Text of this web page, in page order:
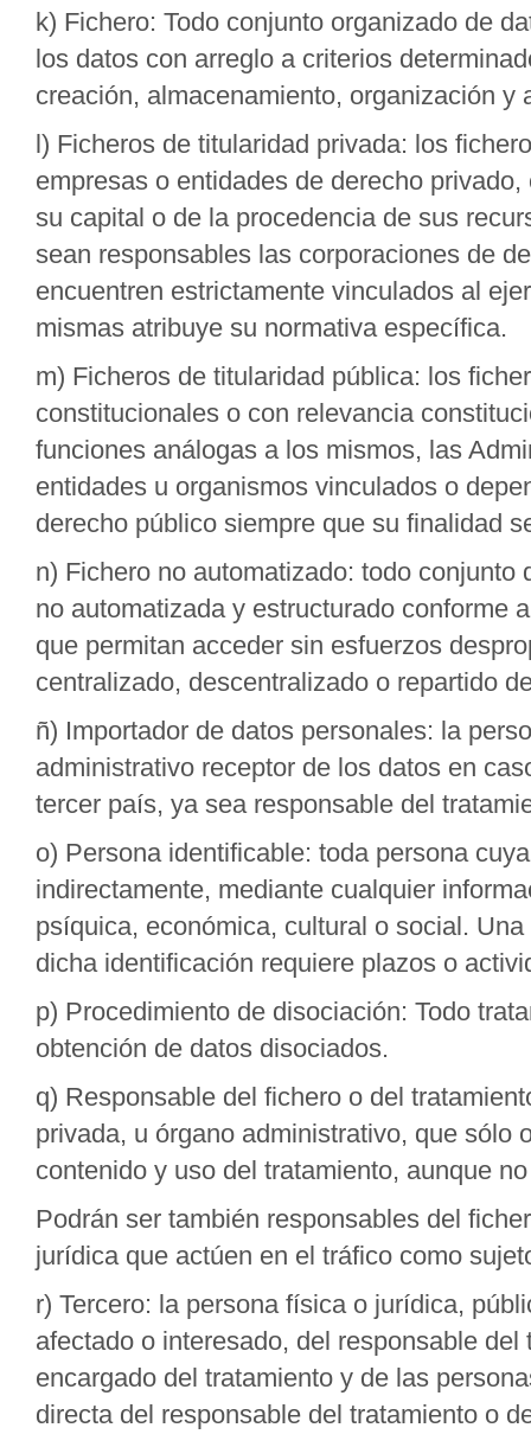
k) Fichero: Todo conjunto organizado de
los datos con arreglo a criterios
creación, almacenamiento, organización y
l) Ficheros de titularidad privada: los
empresas o entidades de derecho
su capital o de la procedencia de sus
sean responsables las corporaciones de
encuentren estrictamente vinculados al
mismas atribuye su normativa específica.
m) Ficheros de titularidad pública: los
constitucionales o con relevancia
funciones análogas a los mismos, las
entidades u organismos vinculados o
derecho público siempre que su finalidad
n) Fichero no automatizado: todo
no automatizada y estructurado conforme
que permitan acceder sin esfuerzos
centralizado, descentralizado o repartido
ñ) Importador de datos personales: la
administrativo receptor de los datos en
tercer país, ya sea responsable del
o) Persona identificable: toda persona
indirectamente, mediante cualquier
psíquica, económica, cultural o social.
dicha identificación requiere plazos o
p) Procedimiento de disociación: Todo
obtención de datos disociados.
q) Responsable del fichero o del
privada, u órgano administrativo, que sólo
contenido y uso del tratamiento, aunque
Podrán ser también responsables del
jurídica que actúen en el tráfico como
r) Tercero: la persona física o jurídica,
afectado o interesado, del responsable
encargado del tratamiento y de las
directa del responsable del tratamiento o